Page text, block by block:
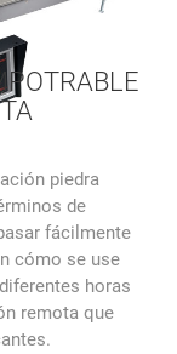
piedra
de
fácilmente
cómo se use
horas
remota que